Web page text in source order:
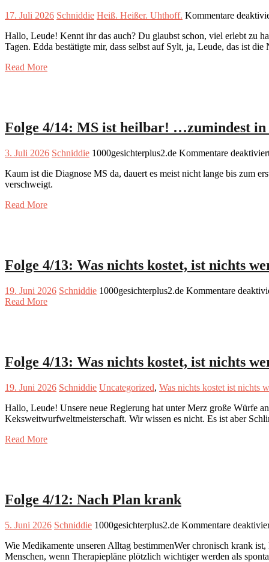
17. Juli 2026 Schniddie Heiß. Heißer. Uhthoff. Kommentare
Hallo, Leude! Kennt ihr das auch? Du glaubst schon, viel erlebt zu
Tagen. Edda bestätigte mir, dass selbst auf Sylt, ja, Leude, das ist
Read More
Folge 4/14: MS ist heilbar! …zumindest
3. Juli 2026 Schniddie 1000gesichterplus2.de Kommentare
Kaum ist die Diagnose MS da, dauert es meist nicht lange bis zum
verschweigt.
Read More
Folge 4/13: Was nichts kostet, ist nichts
19. Juni 2026 Schniddie 1000gesichterplus2.de Kommentare
Read More
Folge 4/13: Was nichts kostet, ist nichts
19. Juni 2026 Schniddie Uncategorized, Was nichts kostet ist nichts
Hallo, Leude! Unsere neue Regierung hat unter Merz große Würfe
Keksweitwurfweltmeisterschaft. Wir wissen es nicht. Es ist aber
Read More
Folge 4/12: Nach Plan krank
5. Juni 2026 Schniddie 1000gesichterplus2.de Kommentare
Wie Medikamente unseren Alltag bestimmenWer chronisch krank
Menschen, wenn Therapiepläne plötzlich wichtiger werden als